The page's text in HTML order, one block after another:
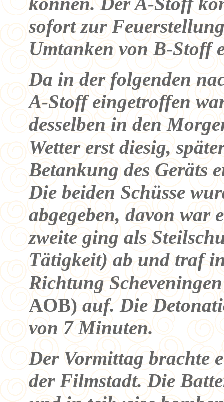
sofort zur
Umtanken von B-Stoff
Da in der folgenden
A-Stoff eingetroffen
desselben in den
Wetter erst diesig,
Betankung des Geräts
Die beiden Schüsse
abgegeben, davon war
zweite ging als
Tätigkeit) ab und traf
Richtung
AOB)auf. Die
von 7 Minuten.
Der Vormittag brachte
der Filmstadt. Die